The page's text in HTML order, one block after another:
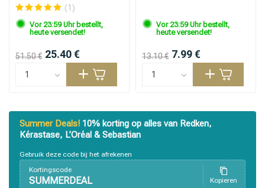
(1)
Vor 23:59 Uhr bestellt,
heute versendet!
51.50 € 25.40 €
Vor 23:59 Uhr bestellt,
heute versendet!
13.10 € 7.99 €
Summer Deals! 10% korting op alles van Redken,
Kérastase, L’Oréal & Sebastian
Gebruik deze code bij het afrekenen
Kortingscode
SUMMERDEAL Kopieren